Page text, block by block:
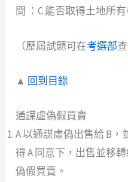
問 ：C 能否取得土地所有
（歷屆試題可在考選部
▲ 回到目錄
通謀虛偽假買賣
A 以通謀虛偽出售給 B，
得 A 同意下，出售並移
偽假買賣。